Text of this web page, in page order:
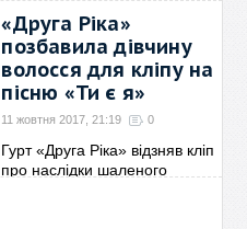
А музиканти продовжують
тішити шанувальників новими
→
«Друга Ріка»
позбавила дівчину
волосся для кліпу на
пісню «Ти є я»
11 жовтня 2017, 21:19 0
Гурт «Друга Ріка» відзняв кліп
про наслідки шаленого